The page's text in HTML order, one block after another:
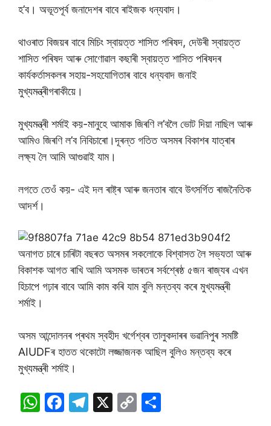
হ’ব। অভূতপূৰ্ব জনাদেশৰ বাবে ৰাইজক ধন্যবাদ।
থাওৰাত বিজয়ৰ বাবে মিচিং স্বায়ত্ত শাসিত পৰিষদ, দেউৰী স্বায়ত্ত
শাসিত পৰিষদ আৰু সোণোৱাল কছাৰী স্বায়ত্ত শাসিত পৰিষদৰ
কাৰ্যকৰ্তাসকলৰ সহায়-সহযোগিতাৰ বাবে ধন্যবাদ জনাই
মুখ্যমন্ত্ৰীগৰাকীয়ে।
মুখ্যমন্ত্ৰী শৰ্মাই কয়-মানুহে আমাক জিৰণি ল’বলৈ ভোট দিয়া নাছিল আৰু
আমিও জিৰণি ল’ব নিবিচাৰো।দূৰন্ত গতিত অসমৰ বিকাশৰ যাত্ৰাৰ
লক্ষ্য লৈ আমি আগুৱাই যাম।
লগতে তেওঁ কয়- এই দল ৰাষ্ট্ৰ আৰু জনতাৰ বাবে উৎসৰ্গিত ৰাজনৈতিক
আদৰ্শ।
অনাগত চাৰে চাৰিটা বছৰত অসমৰ সকলোকে বিশ্বাসত লৈ সভ্যতা আৰু
বিকাশক আগত ৰাখি আমি অসমক ভাৰতৰ সৰ্বশ্ৰেষ্ঠ ৫জন ৰাজ্যৰ এখন
হিচাপে গঢ়াৰ বাবে আমি কাম কৰি যাম বুলি মন্তব্য কৰে মুখ্যমন্ত্ৰী
শৰ্মাই।
অসম আন্দোলনৰ প্ৰথম স্বহীদ খৰ্গেশ্বৰ তালুকদাৰৰ ভৱানিপুৰ সমষ্টি
AIUDFৰ হাতত থকোটো লজ্জাজনক আছিল বুলিও মন্তব্য কৰে
মুখ্যমন্ত্ৰী শৰ্মাই।
W F
T
X
C